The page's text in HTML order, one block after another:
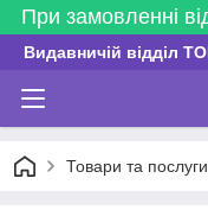
При замовленні
Видавничій відділ
Товари та послуги